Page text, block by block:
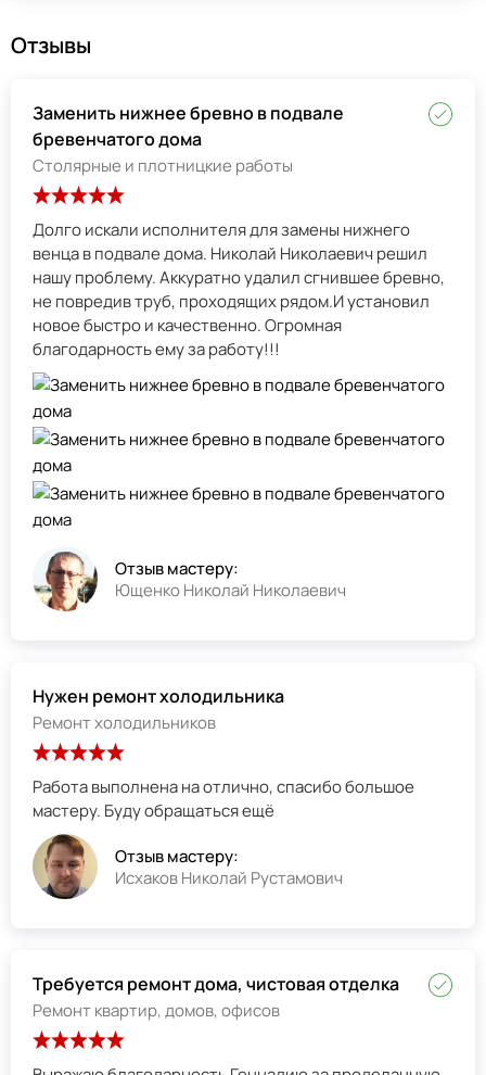
Отзывы
Заменить нижнее бревно в подвале
бревенчатого дома
Столярные и плотницкие работы
Долго искали исполнителя для замены нижнего
венца в подвале дома. Николай Николаевич решил
нашу проблему. Аккуратно удалил сгнившее бревно,
не повредив труб, проходящих рядом.И установил
новое быстро и качественно. Огромная
благодарность ему за работу!!!
Отзыв мастеру:
Ющенко Николай Николаевич
Нужен ремонт холодильника
Ремонт холодильников
Работа выполнена на отлично, спасибо большое
мастеру. Буду обращаться ещё
Отзыв мастеру:
Исхаков Николай Рустамович
Требуется ремонт дома, чистовая отделка
Ремонт квартир, домов, офисов